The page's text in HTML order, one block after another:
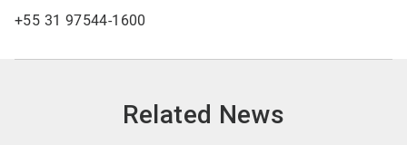
+55 31 97544-1600
Related News